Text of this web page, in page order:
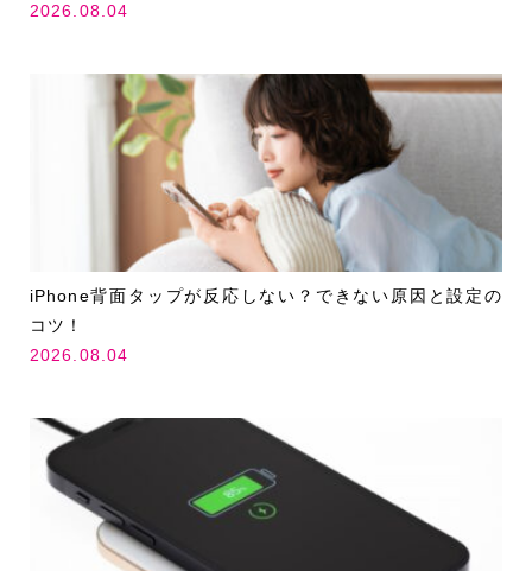
2026.08.04
iPhone背面タップが反応しない？できない原因と設定の
コツ！
2026.08.04